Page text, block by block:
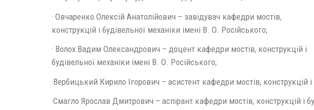
· Овчаренко Олексій Анатолійович – завідувач кафедри мостів,
конструкцій і будівельної механіки імені В. О. Російського;
· Волох Вадим Олександрович – доцент кафедри мостів, конструкцій і
будівельної механіки імені В. О. Російського;
·Вербицький Кирило Ігорович – асистент кафедри мостів, конструкцій
·Смагло Ярослав Дмитрович – аспірант кафедри мостів, конструкцій і